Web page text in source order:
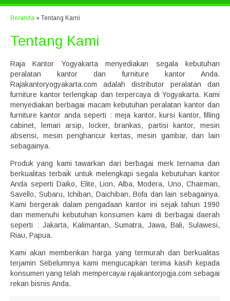
Beranda » Tentang Kami
Tentang Kami
Raja Kantor Yogyakarta menyediakan segala kebutuhan
peralatan kantor dan furniture kantor Anda.
Rajakantoryogyakarta.com adalah distributor peralatan dan
furniture kantor terlengkap dan terpercaya di Yogyakarta. Kami
menyediakan berbagai macam kebutuhan peralatan kantor dan
furniture kantor anda seperti : meja kantor, kursi kantor, filling
cabinet, lemari arsip, locker, brankas, partisi kantor, mesin
absensi, mesin penghancur kertas, mesin gambar, dan lain
sebagainya.
Produk yang kami tawarkan dari berbagai merk ternama dan
berkualitas terbaik untuk melengkapi segala kebutuhan kantor
Anda seperti Daiko, Elite, Lion, Alba, Modera, Uno, Chairman,
Savello, Subaru, Ichiban, Daichiban, Bofa dan lain sebagainya.
Kami bergerak dalam pengadaan kantor ini sejak tahun 1990
dan memenuhi kebutuhan konsumen kami di berbagai daerah
seperti : Jakarta, Kalimantan, Sumatra, Jawa, Bali, Sulawesi,
Riau, Papua.
Kami akan memberikan harga yang termurah dan berkualitas
terjamin Sebelumnya kami mengucapkan terima kasih kepada
konsumen yang telah mempercayai rajakantorjogja.com sebagai
rekan bisnis Anda.